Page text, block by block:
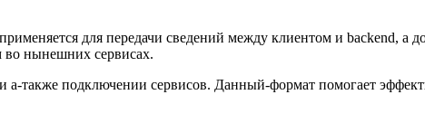
для передачи сведений между клиентом и backend, а
во нынешних сервисах.
а-также подключении сервисов. Данный-формат помогает